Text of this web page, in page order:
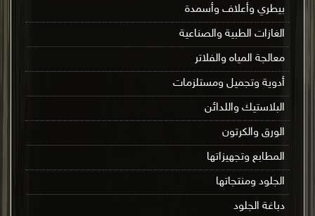
بيطري وأعلاف وأسمدة
الغازات الطبية والصناعية
معالجة المياه والفلاتر
أدوية وتجميل ومستلزمات
البلاستيك واللدائن
الورق والكرتون
المطابع وتجهيزاتها
الجلود ومنتجاتها
دباغة الجلود